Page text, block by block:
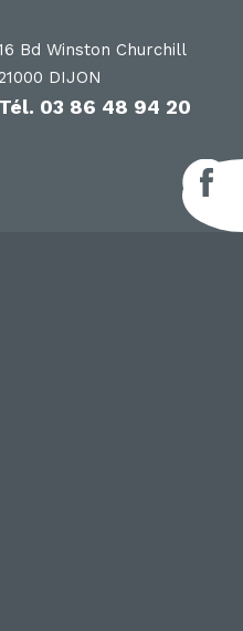
Bd Winston Churchill
DIJON
Tél. 03 86 48 94 20